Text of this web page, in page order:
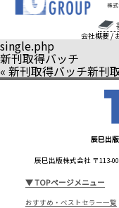
会社概要 /
single.php
新刊取得バッチ
« 新刊取得バッチ新刊
辰巳出
辰巳出版株式会社 〒113-
▼TOPページメニュー
おすすめ・ベストセラー一覧